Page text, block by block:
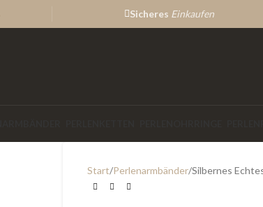
Start Perlenarmbänder Silbernes
Sicheres Einkaufen